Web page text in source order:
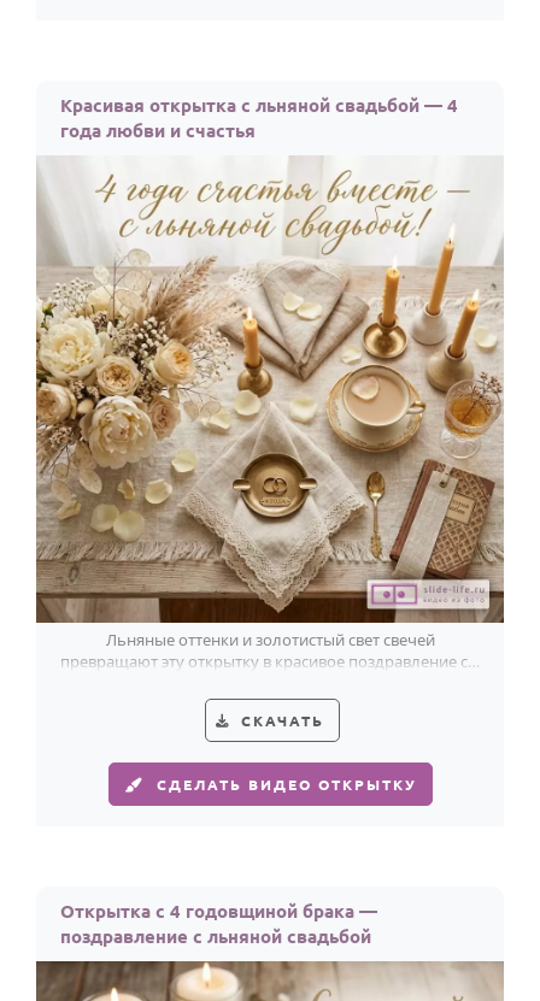
Красивая открытка с льняной свадьбой — 4
года любви и счастья
Льняные оттенки и золотистый свет свечей
превращают эту открытку в красивое поздравление с 4
СКАЧАТЬ
СДЕЛАТЬ ВИДЕО ОТКРЫТКУ
Открытка с 4 годовщиной брака —
поздравление с льняной свадьбой